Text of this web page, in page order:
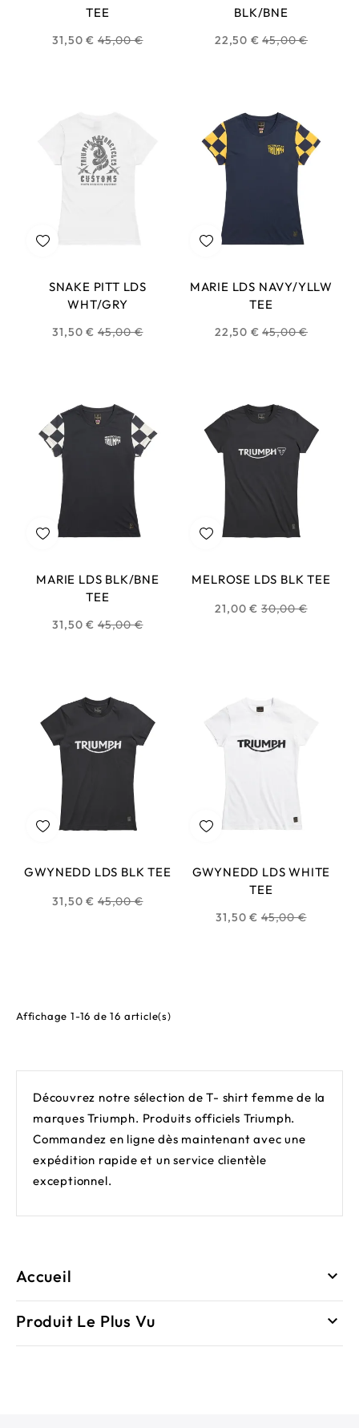
TEE
31,50 € Prix
45,00 €
BLK/BNE
22,50 € Prix
45,00 €
SNAKE PITT LDS
WHT/GRY
31,50 € Prix
45,00 €
MARIE LDS NAVY/YLLW
TEE
22,50 € Prix
45,00 €
MARIE LDS BLK/BNE
TEE
31,50 € Prix
45,00 €
MELROSE LDS BLK TEE
21,00 € Prix
30,00 €
GWYNEDD LDS BLK TEE
31,50 € Prix
45,00 €
GWYNEDD LDS WHITE
TEE
31,50 € Prix
45,00 €
Affichage 1-16 de 16 article(s)
Découvrez notre sélection de T- shirt femme de la
marques Triumph. Produits officiels Triumph.
Commandez en ligne dès maintenant avec une
expédition rapide et un service clientèle
exceptionnel.
Accueil 
Produit Le Plus Vu 